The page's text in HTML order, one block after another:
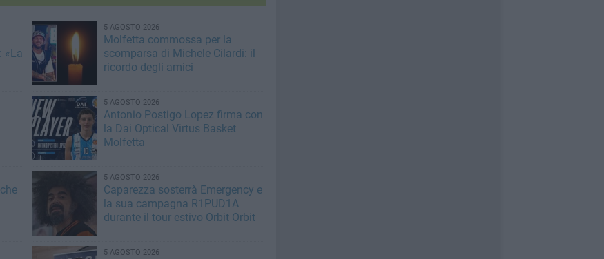
«La
5 AGOSTO 2026
Molfetta commossa per la
scomparsa di Michele Cilardi: il
ricordo degli amici
5 AGOSTO 2026
Antonio Postigo Lopez firma con
la Dai Optical Virtus Basket
Molfetta
5 AGOSTO 2026
Caparezza sosterrà Emergency e
la sua campagna R1PUD1A
durante il tour estivo Orbit Orbit
5 AGOSTO 2026